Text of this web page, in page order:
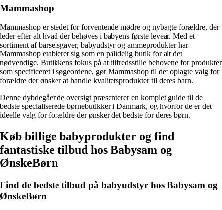
Mammashop
Mammashop er stedet for forventende mødre og nybagte forældre, der
leder efter alt hvad der behøves i babyens første leveår. Med et
sortiment af barselsgaver, babyudstyr og ammeprodukter har
Mammashop etableret sig som en pålidelig butik for alt det
nødvendige. Butikkens fokus på at tilfredsstille behovene for produkter
som specificeret i søgeordene, gør Mammashop til det oplagte valg for
forældre der ønsker at handle kvalitetsprodukter til deres barn.
Denne dybdegående oversigt præsenterer en komplet guide til de
bedste specialiserede børnebutikker i Danmark, og hvorfor de er det
ideelle valg for forældre der ønsker det bedste for deres børn.
Køb billige babyprodukter og find
fantastiske tilbud hos Babysam og
ØnskeBørn
Find de bedste tilbud på babyudstyr hos Babysam og
ØnskeBørn